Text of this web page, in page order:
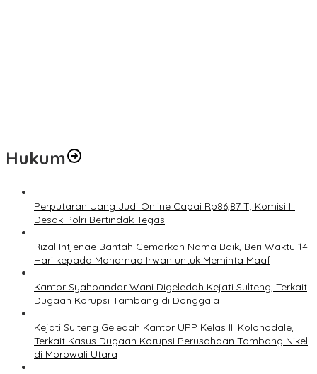
Hukum
Perputaran Uang Judi Online Capai Rp86,87 T, Komisi III
Desak Polri Bertindak Tegas
Rizal Intjenae Bantah Cemarkan Nama Baik, Beri Waktu 14
Hari kepada Mohamad Irwan untuk Meminta Maaf
Kantor Syahbandar Wani Digeledah Kejati Sulteng, Terkait
Dugaan Korupsi Tambang di Donggala
Kejati Sulteng Geledah Kantor UPP Kelas III Kolonodale,
Terkait Kasus Dugaan Korupsi Perusahaan Tambang Nikel
di Morowali Utara